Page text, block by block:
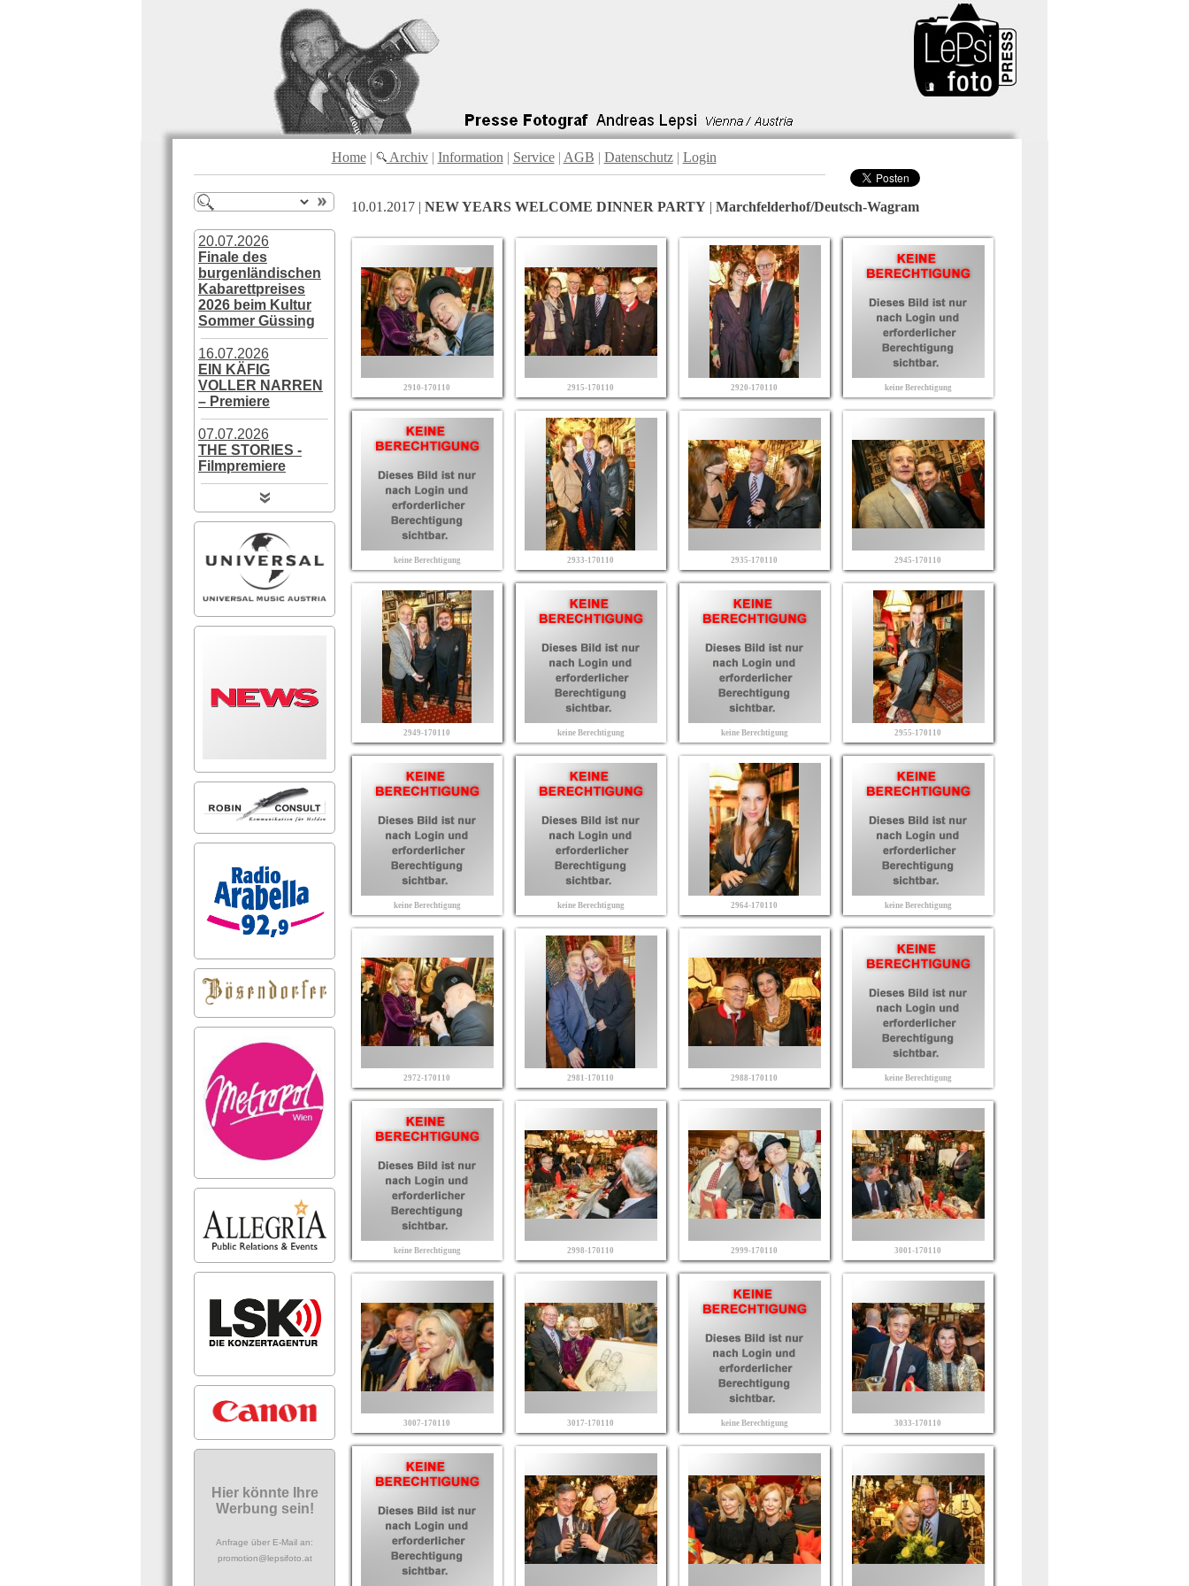
Home| Archiv| Information | Service| AGB | Datenschutz| Login
20.07.2026
Finale des
burgenländischen
Kabarettpreises
2026 beim Kultur
Sommer Güssing
16.07.2026
EIN KÄFIG
VOLLER NARREN
– Premiere
07.07.2026
THE STORIES -
Filmpremiere
Hier könnte Ihre
Werbung sein!
Anfrage über E-Mail an:
promotion@lepsifoto.at
10.01.2017 | NEW YEARS WELCOME DINNER PARTY | Marchfelderhof/Deutsch-Wagram
2910-170110 2915-170110 2920-170110 keine Berechtigung
keine Berechtigung 2933-170110 2935-170110 2945-170110
2949-170110 keine Berechtigung keine Berechtigung 2955-170110
keine Berechtigung keine Berechtigung 2964-170110 keine Berechtigung
2972-170110 2981-170110 2988-170110 keine Berechtigung
keine Berechtigung 2998-170110 2999-170110 3001-170110
3007-170110 3017-170110 keine Berechtigung 3033-170110